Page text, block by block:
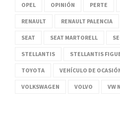
OPEL OPINIÓN PERTE
RENAULT RENAULT PALENCIA
SEAT SEAT MARTORELL
STELLANTIS STELLANTIS
TOYOTA VEHÍCULO DE
VOLKSWAGEN VOLVO VW